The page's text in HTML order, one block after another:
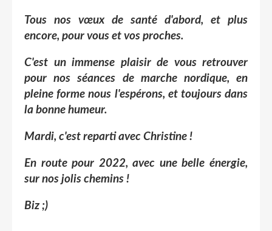
Tous nos vœuxde santé d'abord, et plus
encore, pour vous et vos proches.
C'est un immense plaisir de vous retrouver
pour nos séances de marche nordique, en
pleine forme nous l'espérons, et toujours dans
la bonne humeur.
Mardi, c'est reparti avec Christine !
En route pour 2022, avec une belle énergie,
sur nos jolis chemins !
Biz ;)